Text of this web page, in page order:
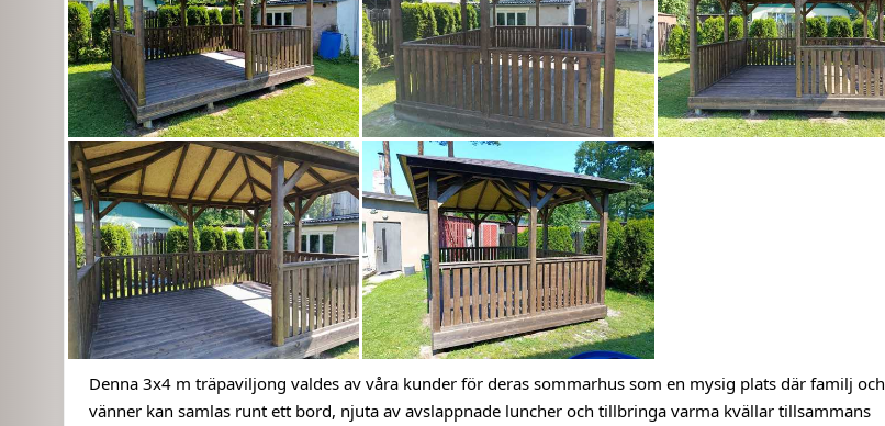
Denna 3x4 m träpaviljong valdes av våra kunder för deras sommarhus som en mysig plats där familj och
vänner kan samlas runt ett bord, njuta av avslappnade luncher och tillbringa varma kvällar tillsammans